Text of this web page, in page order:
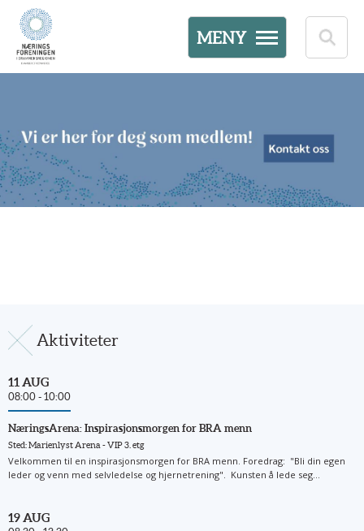
MENY
Aktiviteter
11 AUG
08:00 - 10:00
NæringsArena: Inspirasjonsmorgen for BRA menn
Sted: Marienlyst Arena - VIP 3. etg
Velkommen til en inspirasjonsmorgen for BRA menn. Foredrag: "Bli din egen
leder og venn med selvledelse og hjernetrening". Kunsten å lede seg...
19 AUG